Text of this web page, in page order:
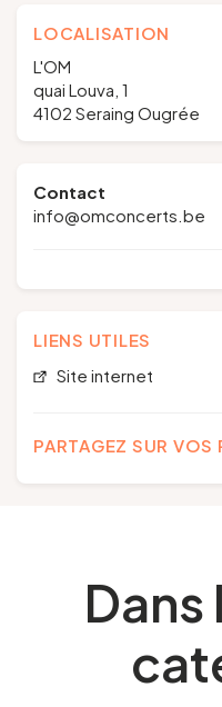
LOCALISATION
L'OM
quai Louva, 1
4102 Seraing Ougrée
Contact
info@omconcerts.be
LIENS UTILES
Site internet
PARTAGEZ SUR VOS
Dans